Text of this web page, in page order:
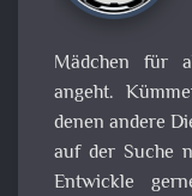
Mädchen für
angeht.
denen andere
auf der Suche
Entwickle